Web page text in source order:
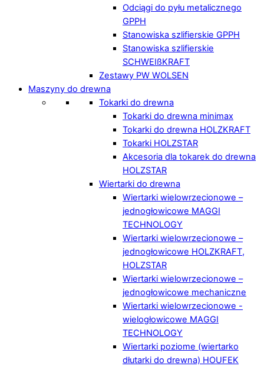
Odciągi do pyłu metalicznego
GPPH
Stanowiska szlifierskie GPPH
Stanowiska szlifierskie
SCHWEIßKRAFT
Zestawy PW WOLSEN
Maszyny do drewna
Tokarki do drewna
Tokarki do drewna minimax
Tokarki do drewna HOLZKRAFT
Tokarki HOLZSTAR
Akcesoria dla tokarek do drewna
HOLZSTAR
Wiertarki do drewna
Wiertarki wielowrzecionowe –
jednogłowicowe MAGGI
TECHNOLOGY
Wiertarki wielowrzecionowe –
jednogłowicowe HOLZKRAFT,
HOLZSTAR
Wiertarki wielowrzecionowe –
jednogłowicowe mechaniczne
Wiertarki wielowrzecionowe -
wielogłowicowe MAGGI
TECHNOLOGY
Wiertarki poziome (wiertarko
dłutarki do drewna) HOUFEK